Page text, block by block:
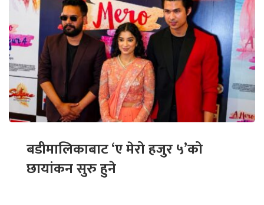
बडीमालिकाबाट ‘ए मेरो हजुर ५’को
छायांकन सुरु हुने